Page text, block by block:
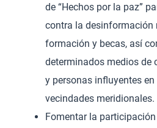
de “Hechos por la paz”
contra la desinformación
formación y becas, así
determinados medios de
y personas influyentes
vecindades meridionales.
Fomentar la